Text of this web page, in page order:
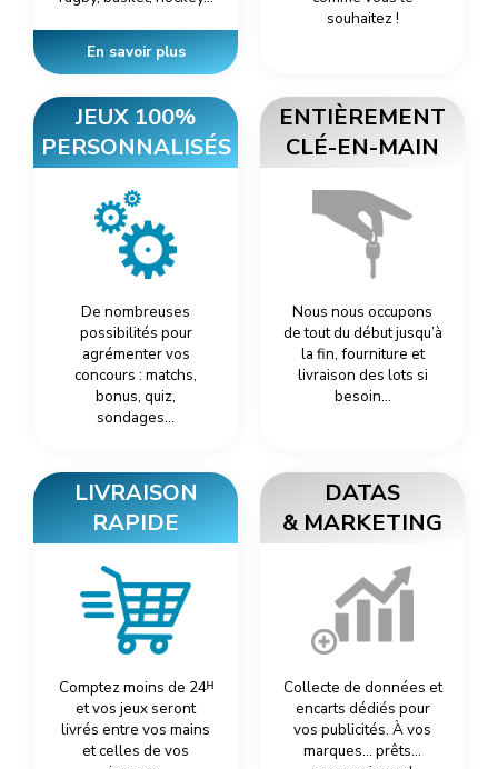
En savoir plus
souhaitez !
JEUX 100%
PERSONNALISÉS
De nombreuses
possibilités pour
agrémenter vos
concours : matchs,
bonus, quiz,
sondages…
ENTIÈREMENT
CLÉ-EN-MAIN
Nous nous occupons
de tout du début jusqu’à
la fin, fourniture et
livraison des lots si
besoin…
LIVRAISON
RAPIDE
Comptez moins de 24ᴴ
et vos jeux seront
livrés entre vos mains
et celles de vos
DATAS
& MARKETING
Collecte de données et
encarts dédiés pour
vos publicités. À vos
marques… prêts…